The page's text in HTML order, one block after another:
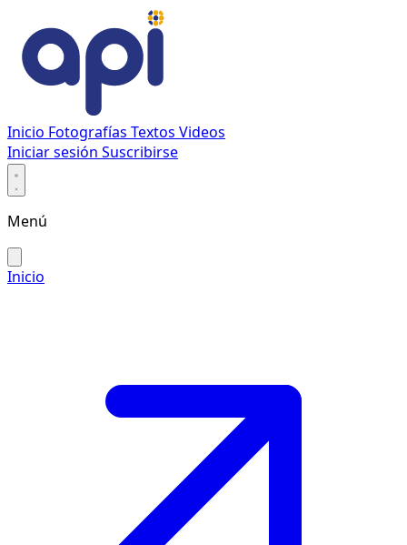
Inicio Fotografías Textos Videos
Iniciar sesión Suscribirse
Menú
Inicio